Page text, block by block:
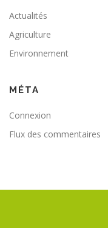
Actualités
Agriculture
Environnement
MÉTA
Connexion
Flux des commentaires